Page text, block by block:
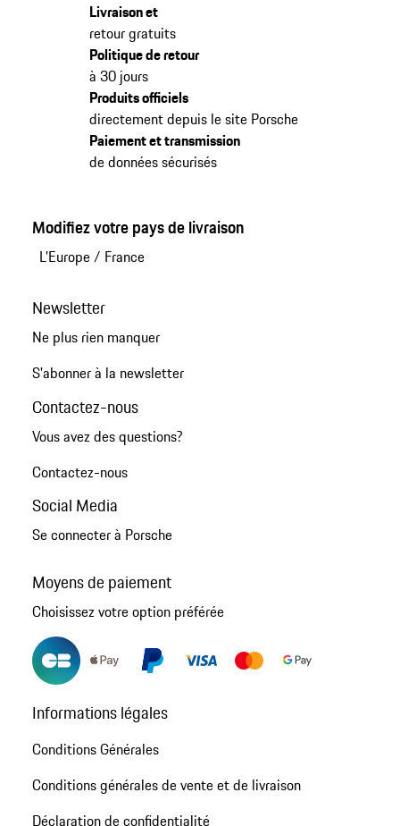
Livraison et
retour gratuits
Politique de retour
à 30 jours
Produits officiels
directement depuis le site Porsche
Paiement et transmission
de données sécurisés
Modifiez votre pays de livraison
L'Europe/ France
Newsletter
Ne plus rien manquer
S'abonner à la newsletter
Contactez-nous
Vous avez des questions?
Contactez-nous
Social Media
Se connecter à Porsche
Moyens de paiement
Choisissez votre option préférée
Informations légales
Conditions Générales
Conditions générales de vente et de livraison
Déclaration de confidentialité